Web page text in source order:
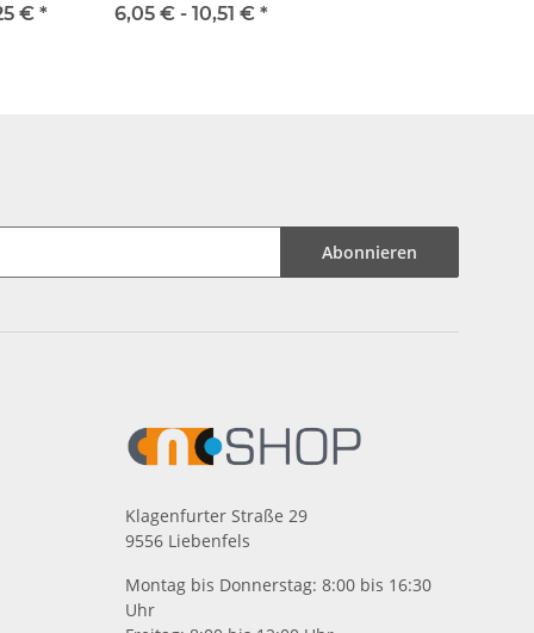
€ *
mm Welle
6,05 € - 10,51 € *
Abonnieren
Klagenfurter Straße 29
9556 Liebenfels
Montag bis Donnerstag: 8:00 bis 16:30
Uhr